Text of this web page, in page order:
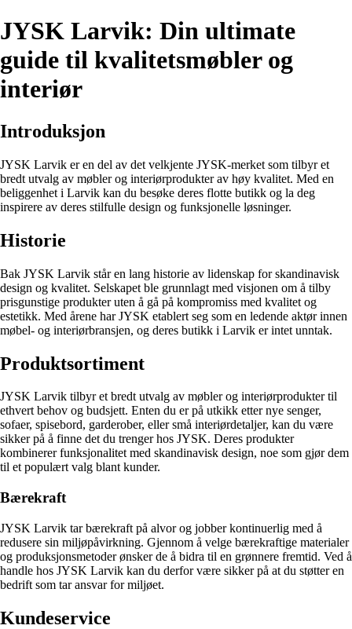
JYSK Larvik: Din ultimate
guide til kvalitetsmøbler og
interiør
Introduksjon
JYSK Larvik er en del av det velkjente JYSK-merket som tilbyr et
bredt utvalg av møbler og interiørprodukter av høy kvalitet. Med en
beliggenhet i Larvik kan du besøke deres flotte butikk og la deg
inspirere av deres stilfulle design og funksjonelle løsninger.
Historie
Bak JYSK Larvik står en lang historie av lidenskap for skandinavisk
design og kvalitet. Selskapet ble grunnlagt med visjonen om å tilby
prisgunstige produkter uten å gå på kompromiss med kvalitet og
estetikk. Med årene har JYSK etablert seg som en ledende aktør innen
møbel- og interiørbransjen, og deres butikk i Larvik er intet unntak.
Produktsortiment
JYSK Larvik tilbyr et bredt utvalg av møbler og interiørprodukter til
ethvert behov og budsjett. Enten du er på utkikk etter nye senger,
sofaer, spisebord, garderober, eller små interiørdetaljer, kan du være
sikker på å finne det du trenger hos JYSK. Deres produkter
kombinerer funksjonalitet med skandinavisk design, noe som gjør dem
til et populært valg blant kunder.
Bærekraft
JYSK Larvik tar bærekraft på alvor og jobber kontinuerlig med å
redusere sin miljøpåvirkning. Gjennom å velge bærekraftige materialer
og produksjonsmetoder ønsker de å bidra til en grønnere fremtid. Ved å
handle hos JYSK Larvik kan du derfor være sikker på at du støtter en
bedrift som tar ansvar for miljøet.
Kundeservice